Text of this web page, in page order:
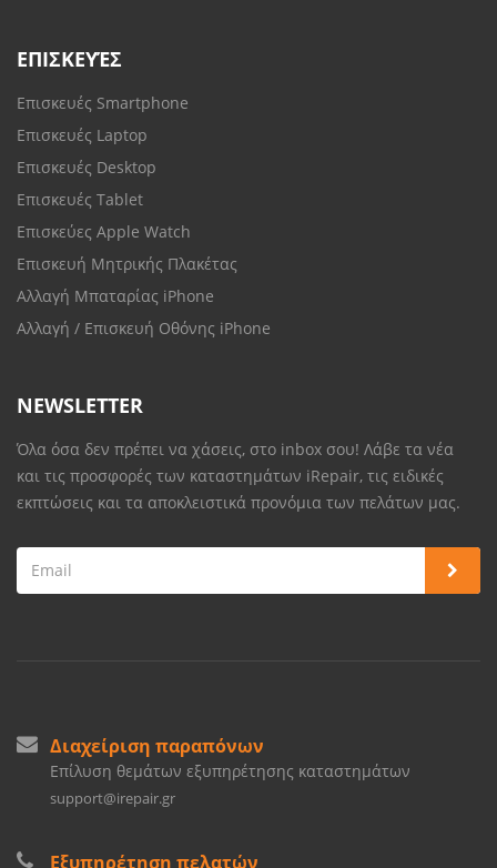
ΕΠΙΣΚΕΥΈΣ
Επισκευές Smartphone
Επισκευές Laptop
Επισκευές Desktop
Επισκευές Tablet
Επισκεύες Apple Watch
Επισκευή Μητρικής Πλακέτας
Αλλαγή Μπαταρίας iPhone
Αλλαγή / Επισκευή Οθόνης iPhone
NEWSLETTER
Όλα όσα δεν πρέπει να χάσεις, στο inbox σου! Λάβε τα νέα
και τις προσφορές των καταστημάτων iRepair, τις ειδικές
εκπτώσεις και τα αποκλειστικά προνόμια των πελάτων μας.
Διαχείριση παραπόνων
Επίλυση θεμάτων εξυπηρέτησης καταστημάτων
support@irepair.gr
Εξυπηρέτηση πελατών